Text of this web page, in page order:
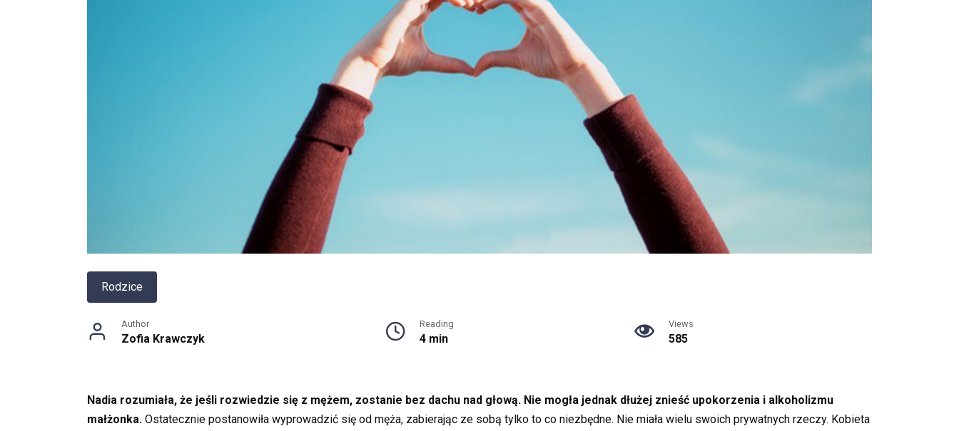
Rodzice
Author
Zofia Krawczyk
Reading
4 min
Views
585
Nadia rozumiała, że jeśli rozwiedzie się z mężem, zostanie bez dachu nad głową. Nie mogła jednak dłużej znieść upokorzenia i alkoholizmu
małżonka. Ostatecznie postanowiła wyprowadzić się od męża, zabierając ze sobą tylko to co niezbędne. Nie miała wielu swoich prywatnych rzeczy. Kobieta